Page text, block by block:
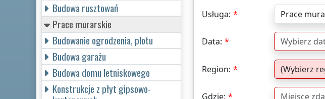
Usługa:
Data:
Region:
Gdzie:
Budowa rusztowań
Prace murarskie
Budowanie ogrodzenia, plotu
Budowa garażu
Budowa domu letniskowego
Konstrukcje z płyt gipsowo-